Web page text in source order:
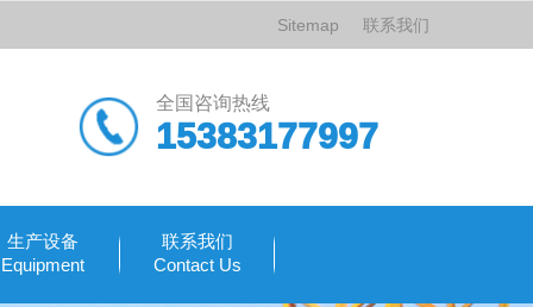
Sitemap 联系我们
全国咨询热线
15383177997
生产设备
Equipment
联系我们
Contact Us